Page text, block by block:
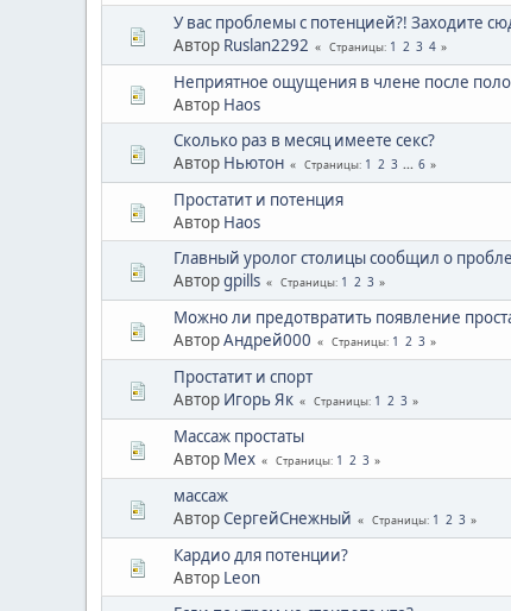
У вас проблемы с потенцией?! Заходите
Автор Ruslan2292 Страницы 1 2 3 4
Неприятное ощущения в члене после
Автор Haos
Сколько раз в месяц имеете секс?
Автор Ньютон Страницы 1 2 3 ... 6
Простатит и потенция
Автор Haos
Главный уролог столицы сообщил о
Авторgpills Страницы 1 2 3
Можно ли предотвратить появление
АвторАндрей000 Страницы 1 2 3
Простатит и спорт
Автор Игорь Як Страницы 1 2 3
Массаж простаты
Автор Мех Страницы 1 2 3
массаж
АвторСергейСнежный Страницы 1 2 3
Кардио для потенции?
Автор Leon